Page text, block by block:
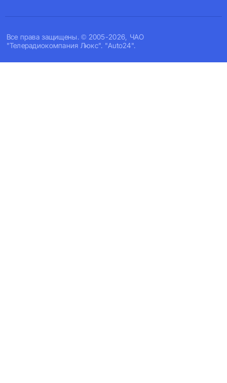
Все права защищены. © 2005-2026, ЧАО
"Телерадиокомпания Люкс". "Auto24".